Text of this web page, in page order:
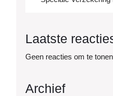
Laatste
Geen reacties om te
Archief